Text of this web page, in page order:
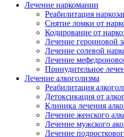
Лечение наркомании
Реабилитация
Снятие ломки от
Кодирование от
Лечение героиновой
Лечение солевой
Лечение
Принудительное
Лечение алкоголизма
Реабилитация
Детоксикация от
Клиника лечения
Лечение женского
Лечение мужского
Лечение